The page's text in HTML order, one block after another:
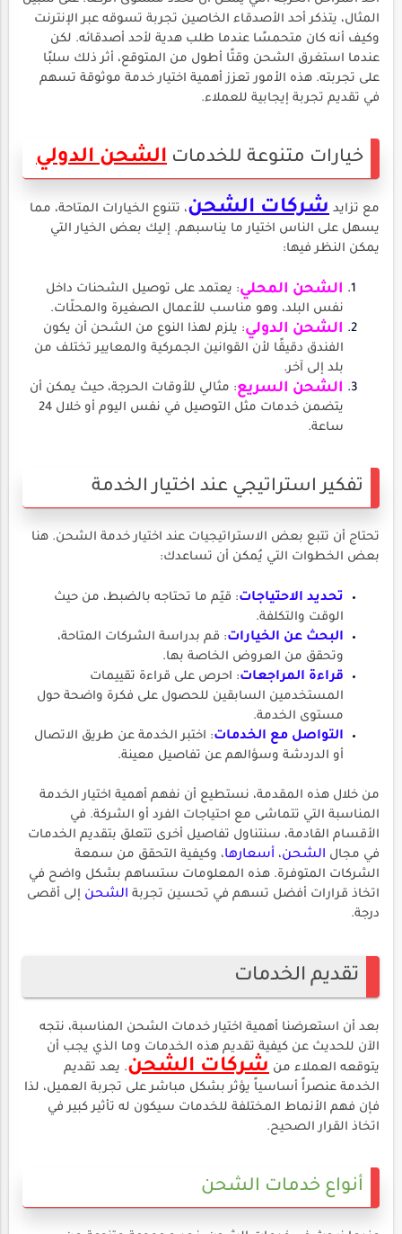
المثال، يتذكر أحد الأصدقاء الخاصين تجربة تسوقه عبر الإنترنت
وكيف أنه كان متحمسًا عندما طلب هدية لأحد أصدقائه. لكن
عندما استغرق الشحن وقتًا أطول من المتوقع، أثر ذلك سلبًا
على تجربته. هذه الأمور تعزز أهمية اختيار خدمة موثوقة تسهم
في تقديم تجربة إيجابية للعملاء.
خيارات متنوعة للخدمات الشحن الدولي
مع تزايد شركات الشحن، تتنوع الخيارات المتاحة، مما
يسهل على الناس اختيار ما يناسبهم. إليك بعض الخيار التي
يمكن النظر فيها:
الشحن المحلي: يعتمد على توصيل الشحنات داخل
نفس البلد، وهو مناسب للأعمال الصغيرة والمحلّات.
الشحن الدولي: يلزم لهذا النوع من الشحن أن يكون
الفندق دقيقًا لأن القوانين الجمركية والمعايير تختلف من
بلد إلى آخر.
الشحن السريع: مثالي للأوقات الحرجة، حيث يمكن أن
يتضمن خدمات مثل التوصيل في نفس اليوم أو خلال 24
ساعة.
تفكير استراتيجي عند اختيار الخدمة
تحتاج أن تتبع بعض الاستراتيجيات عند اختيار خدمة الشحن. هنا
بعض الخطوات التي يُمكن أن تساعدك:
تحديد الاحتياجات: قيّم ما تحتاجه بالضبط، من حيث
الوقت والتكلفة.
البحث عن الخيارات: قم بدراسة الشركات المتاحة،
وتحقق من العروض الخاصة بها.
قراءة المراجعات: احرص على قراءة تقييمات
المستخدمين السابقين للحصول على فكرة واضحة حول
مستوى الخدمة.
التواصل مع الخدمات: اختبر الخدمة عن طريق الاتصال
أو الدردشة وسؤالهم عن تفاصيل معينة.
من خلال هذه المقدمة، نستطيع أن نفهم أهمية اختيار الخدمة
المناسبة التي تتماشى مع احتياجات الفرد أو الشركة. في
الأقسام القادمة، سنتناول تفاصيل أخرى تتعلق بتقديم الخدمات
في مجال الشحن، أسعارها، وكيفية التحقق من سمعة
الشركات المتوفرة. هذه المعلومات ستساهم بشكل واضح في
اتخاذ قرارات أفضل تسهم في تحسين تجربة الشحن إلى أقصى
درجة.
تقديم الخدمات
بعد أن استعرضنا أهمية اختيار خدمات الشحن المناسبة، نتجه
الآن للحديث عن كيفية تقديم هذه الخدمات وما الذي يجب أن
يتوقعه العملاء من شركات الشحن. يعد تقديم
الخدمة عنصراً أساسياً يؤثر بشكل مباشر على تجربة العميل، لذا
فإن فهم الأنماط المختلفة للخدمات سيكون له تأثير كبير في
اتخاذ القرار الصحيح.
أنواع خدمات الشحن